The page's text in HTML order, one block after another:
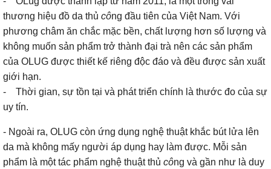
thương hiệu đồ da thủ công đầu tiên của Việt Nam. Với
phương châm ăn chắc mặc bền, chất lượng hơn số lượng và
không muốn sản phẩm trở thành đại trà nên các sản phẩm
của OLUG được thiết kế riêng độc đáo và đều được sản xuất
giới hạn.
- Thời gian, sự tồn tại và phát triển chính là thước đo của sự
uy tín.
- Ngoài ra, OLUG còn ứng dụng nghệ thuật khắc bút lửa lên
da mà không mấy người áp dụng hay làm được. Mỗi sản
phẩm là một tác phẩm nghệ thuật thủ công và gần như là duy